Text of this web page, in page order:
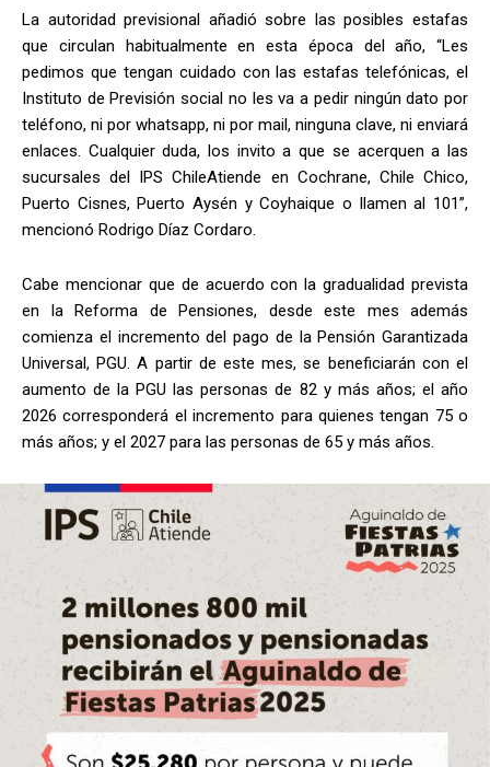
La autoridad previsional añadió sobre las posibles estafas
que circulan habitualmente en esta época del año, “Les
pedimos que tengan cuidado con las estafas telefónicas, el
Instituto de Previsión social no les va a pedir ningún dato por
teléfono, ni por whatsapp, ni por mail, ninguna clave, ni enviará
enlaces. Cualquier duda, los invito a que se acerquen a las
sucursales del IPS ChileAtiende en Cochrane, Chile Chico,
Puerto Cisnes, Puerto Aysén y Coyhaique o llamen al 101”,
mencionó Rodrigo Díaz Cordaro.
Cabe mencionar que de acuerdo con la gradualidad prevista
en la Reforma de Pensiones, desde este mes además
comienza el incremento del pago de la Pensión Garantizada
Universal, PGU. A partir de este mes, se beneficiarán con el
aumento de la PGU las personas de 82 y más años; el año
2026 corresponderá el incremento para quienes tengan 75 o
más años; y el 2027 para las personas de 65 y más años.